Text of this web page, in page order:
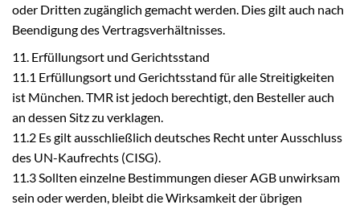
oder Dritten zugänglich gemacht werden. Dies gilt auch nach
Beendigung des Vertragsverhältnisses.
11. Erfüllungsort und Gerichtsstand
11.1 Erfüllungsort und Gerichtsstand für alle Streitigkeiten
ist München. TMR ist jedoch berechtigt, den Besteller auch
an dessen Sitz zu verklagen.
11.2 Es gilt ausschließlich deutsches Recht unter Ausschluss
des UN-Kaufrechts (CISG).
11.3 Sollten einzelne Bestimmungen dieser AGB unwirksam
sein oder werden, bleibt die Wirksamkeit der übrigen